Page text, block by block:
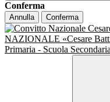
Conferma
Annulla Conferma
NAZIONALE «Cesare
Primaria - Scuola